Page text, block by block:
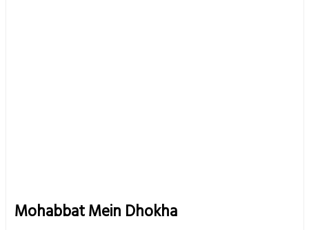
Mohabbat Mein Dhokha